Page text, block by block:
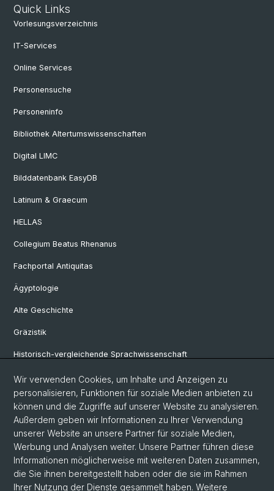
Quick Links
Vorlesungsverzeichnis
IT-Services
Online Services
Personensuche
Personeninfo
Bibliothek Altertumswissenschaften
Digital LIMC
Bilddatenbank EasyDB
Latinum & Graecum
HELLAS
Collegium Beatus Rhenanus
Fachportal Antiquitas
Ägyptologie
Alte Geschichte
Gräzistik
Historisch-vergleichende Sprachwissenschaft
Klassische Archäologie
Latinistik
Ur- und Frühgeschichtliche und Provinzialrömische Archäologie
Vindonissa-Professur
© Universität Basel
Wir verwenden Cookies, um Inhalte und Anzeigen zu
personalisieren, Funktionen für soziale Medien anbieten zu
können und die Zugriffe auf unserer Website zu analysieren.
Außerdem geben wir Informationen zu Ihrer Verwendung
unserer Website an unsere Partner für soziale Medien,
Werbung und Analysen weiter. Unsere Partner führen diese
Informationen möglicherweise mit weiteren Daten zusammen,
die Sie ihnen bereitgestellt haben oder die sie im Rahmen
Ihrer Nutzung der Dienste gesammelt haben. Weitere